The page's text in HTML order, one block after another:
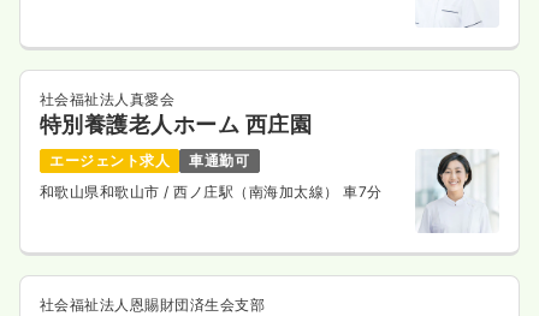
社会福祉法人真愛会
特別養護老人ホーム 西庄園
エージェント求人
車通勤可
和歌山県和歌山市/ 西ノ庄駅（南海加太線） 車7分
社会福祉法人恩賜財団済生会支部